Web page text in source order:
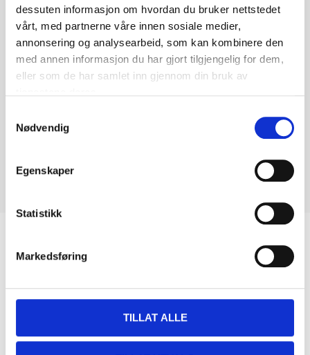
dessuten informasjon om hvordan du bruker nettstedet
vårt, med partnerne våre innen sosiale medier,
annonsering og analysearbeid, som kan kombinere den
med annen informasjon du har gjort tilgjengelig for dem,
eller som de har samlet inn gjennom din bruk av
Nødvendig
Egenskaper
Statistikk
Markedsføring
TILLAT ALLE